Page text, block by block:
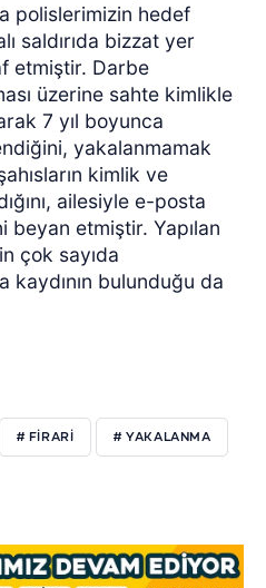
polislerimizin hedef
saldırıda bizzat yer
etmiştir. Darbe
üzerine sahte kimlikle
7 yıl boyunca
yakalanmamak
kimlik ve
ailesiyle e-posta
beyan etmiştir. Yapılan
çok sayıda
kaydının bulunduğu da
# FİRARİ # YAKALANMA